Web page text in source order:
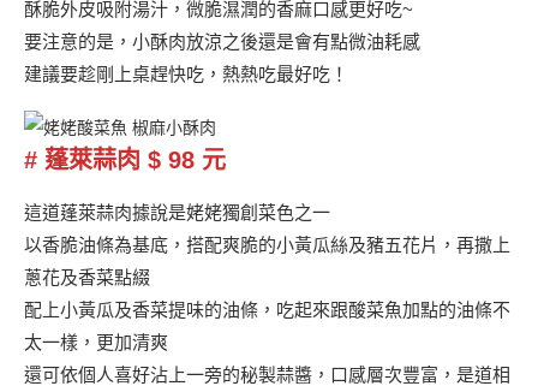
酥脆外皮吸附湯汁，微脆濕潤的香麻口感更好吃~
要注意的是，小酥肉放涼之後還是會有點微油耗感
建議要趁剛上桌趕快吃，熱熱吃最好吃！
# 蓬萊蒜肉 $ 98 元
這道蓬萊蒜肉據說是姥姥獨創菜色之一
以香脆油條為基底，搭配爽脆的小黃瓜絲及豬五花片，再撒上
蔥花及香菜點綴
配上小黃瓜及香菜提味的油條，吃起來跟酸菜魚加點的油條不
太一樣，更加清爽
還可依個人喜好沾上一旁的秘製蒜醬，口感層次豐富，是道相